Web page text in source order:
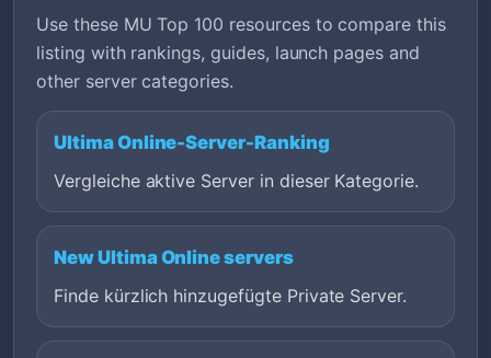
Use these MU Top 100 resources to compare this
listing with rankings, guides, launch pages and
other server categories.
Ultima Online-Server-Ranking
Vergleiche aktive Server in dieser Kategorie.
New Ultima Online servers
Finde kürzlich hinzugefügte Private Server.